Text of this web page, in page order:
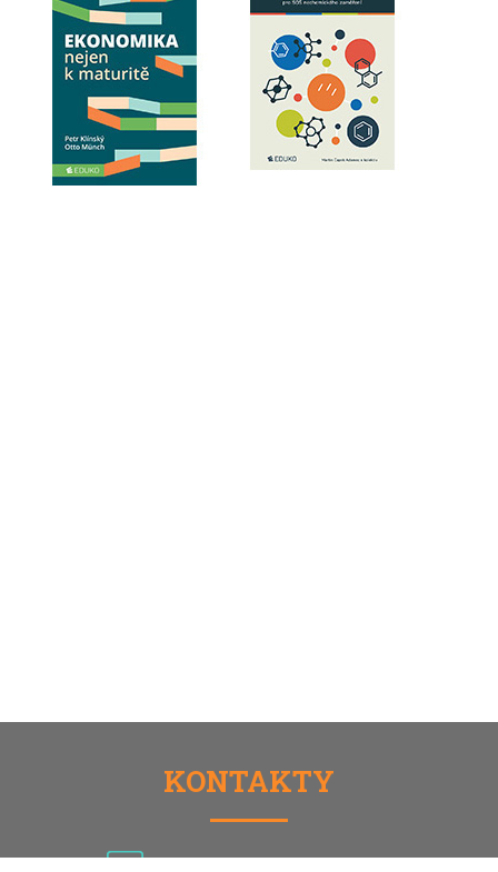
KONTAKTY